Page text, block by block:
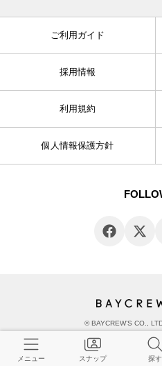
ご利用ガイド
採用情報
利用規約
個人情報保護方針
© BAYCREW’S CO.,
メニュー スナップ 探す